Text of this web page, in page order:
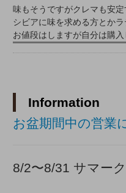
味もそうですがクレマも安定
シビアに味を求める方とか
お値段はしますが自分は購入
Information
お盆期間中の営業
8/2〜8/31 サマー